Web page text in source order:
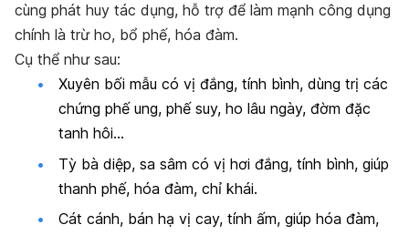
cùng phát huy tác dụng, hỗ trợ để làm mạnh công dụng
chính là trừ ho, bổ phế, hóa đàm.
Cụ thể như sau:
Xuyên bối mẫu có vị đắng, tính bình, dùng trị các
chứng phế ung, phế suy, ho lâu ngày, đờm đặc
tanh hôi…
Tỳ bà diệp, sa sâm có vị hơi đắng, tính bình, giúp
thanh phế, hóa đàm, chỉ khái.
Cát cánh, bán hạ vị cay, tính ấm, giúp hóa đàm,